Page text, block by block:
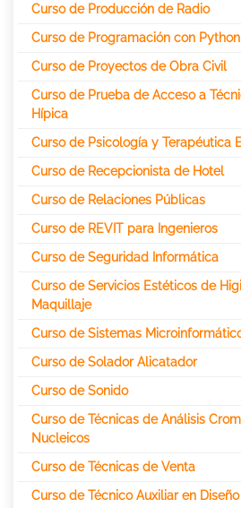
Curso de Producción de Radio
Curso de Programación con Python
Curso de Proyectos de Obra Civil
Curso de Prueba de Acceso a
Hípica
Curso de Psicología y Terapéutica
Curso de Recepcionista de Hotel
Curso de Relaciones Públicas
Curso de REVIT para Ingenieros
Curso de Seguridad Informática
Curso de Servicios Estéticos de
Maquillaje
Curso de Sistemas
Curso de Solador Alicatador
Curso de Sonido
Curso de Técnicas de Análisis
Nucleicos
Curso de Técnicas de Venta
Curso de Técnico Auxiliar en